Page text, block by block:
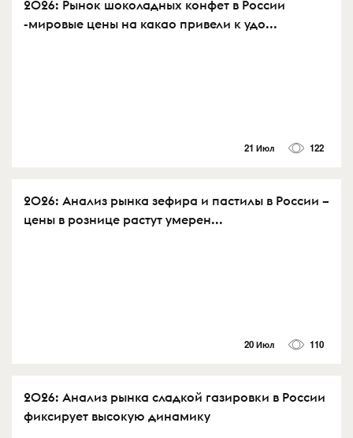
2026: Рынок шоколадных конфет в России
-мировые цены на какао привели к удо...
21 Июл 122
2026: Анализ рынка зефира и пастилы в России –
цены в рознице растут умерен...
20 Июл 110
2026: Анализ рынка сладкой газировки в России
фиксирует высокую динамику